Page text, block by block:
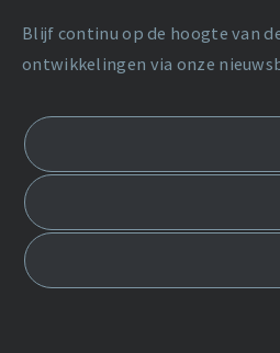
Blijf continu op de hoogte van
ontwikkelingen via onze